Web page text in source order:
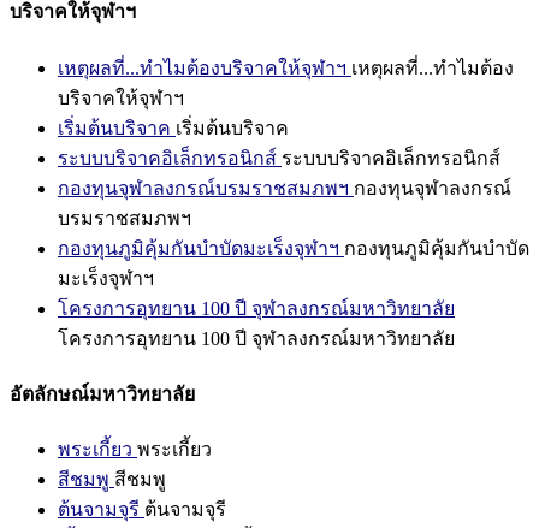
บริจาคให้จุฬาฯ
เหตุผลที่...ทำไมต้องบริจาคให้จุฬาฯ เหตุผลที่...ทำไมต้อง
บริจาคให้จุฬาฯ
เริ่มต้นบริจาค เริ่มต้นบริจาค
ระบบบริจาคอิเล็กทรอนิกส์ ระบบบริจาคอิเล็กทรอนิกส์
กองทุนจุฬาลงกรณ์บรมราชสมภพฯ กองทุนจุฬาลงกรณ์
บรมราชสมภพฯ
กองทุนภูมิคุ้มกันบำบัดมะเร็งจุฬาฯ กองทุนภูมิคุ้มกันบำบัด
มะเร็งจุฬาฯ
โครงการอุทยาน 100 ปี จุฬาลงกรณ์มหาวิทยาลัย
โครงการอุทยาน 100 ปี จุฬาลงกรณ์มหาวิทยาลัย
อัตลักษณ์มหาวิทยาลัย
พระเกี้ยว พระเกี้ยว
สีชมพู สีชมพู
ต้นจามจุรี ต้นจามจุรี